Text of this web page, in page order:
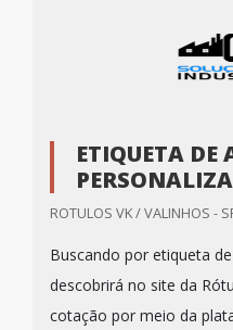
ETIQUETA DE
ROTULOS VK / VALINHOS -
Buscando por etiqueta
descobrirá no site da
cotação por meio da